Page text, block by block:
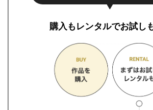
購入もレンタルでお試し